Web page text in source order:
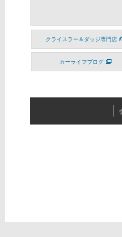
クライスラー＆ダッジ専門店
カーライフブログ